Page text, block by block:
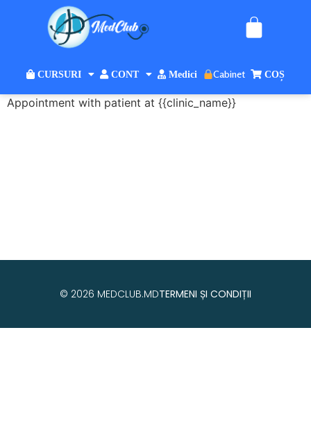
CURSURI CONT Medici Cabinet COȘ
Appointment with patient at {{clinic_name}}
© 2026 MEDCLUB.MDTERMENI ȘI CONDIȚII